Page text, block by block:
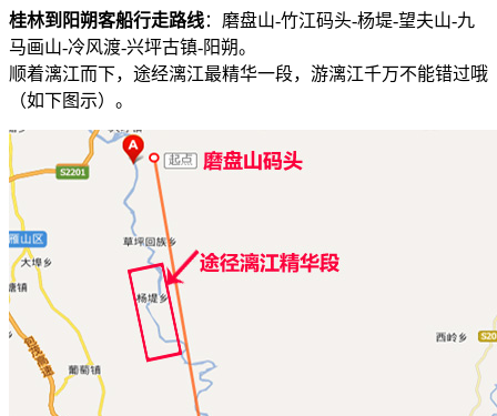
桂林到阳朔客船行走路线：磨盘山-竹江码头-杨堤-望夫山-九
马画山-冷风渡-兴坪古镇-阳朔。
顺着漓江而下，途经漓江最精华一段，游漓江千万不能错过哦
（如下图示）。